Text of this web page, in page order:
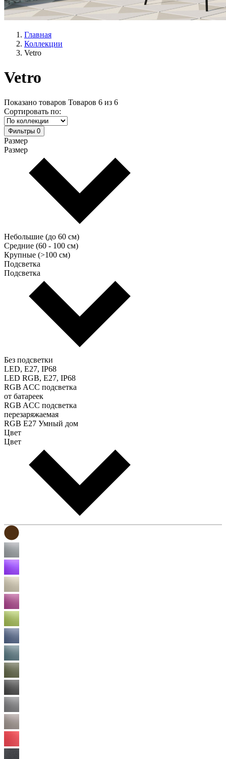
Главная
Коллекции
Vetro
Vetro
Показано товаров Товаров 6 из 6
Сортировать по:
Фильтры 0
Размер
Размер
Небольшие (до 60 см)
Средние (60 - 100 см)
Крупные (>100 см)
Подсветка
Подсветка
Без подсветки
LED, E27, IP68
LED RGB, E27, IP68
RGB ACC подсветка
от батареек
RGB ACC подсветка
перезаряжаемая
RGB E27 Умный дом
Цвет
Цвет